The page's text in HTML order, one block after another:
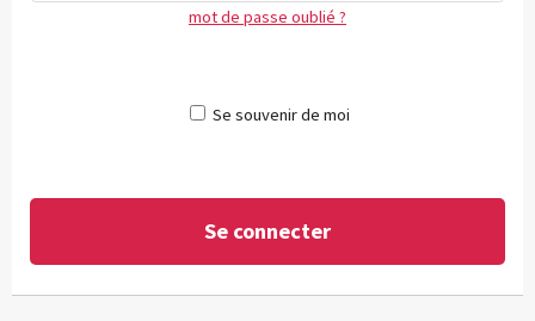
mot de passe oublié ?
Se souvenir de moi